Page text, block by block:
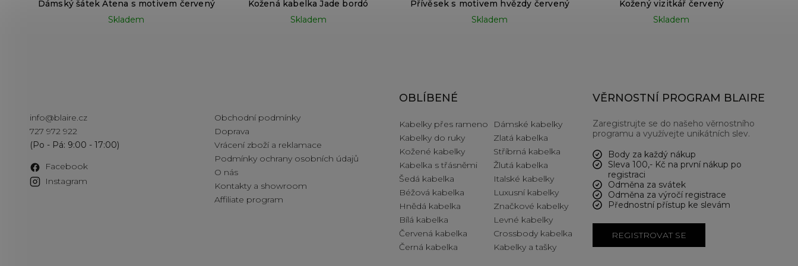
Dámský šátek Atena s motivem červený
Skladem
Kožená kabelka Jade bordó
Skladem
Přívěsek s motivem hvězdy červený
Skladem
Kožený vizitkář červený
Skladem
info@blaire.cz
727 972 922
Facebook
Instagram
Obchodní podmínky
Doprava
Vrácení zboží a reklamace
Podmínky ochrany osobních údajů
O nás
Kontakty a showroom
Affiliate program
OBLÍBENÉ
Kabelky přes rameno
Kabelky do ruky
Kožené kabelky
Kabelka s třásněmi
Šedá kabelka
Béžová kabelka
Hnědá kabelka
Bílá kabelka
Červená kabelka
Černá kabelka
Dámské kabelky
Zlatá kabelka
Stříbrná kabelka
Žlutá kabelka
Italské kabelky
Luxusní kabelky
Značkové kabelky
Levné kabelky
Crossbody kabelka
Kabelky a tašky
VĚRNOSTNÍ PROGRAM BLAIRE
Zaregistrujte se do našeho věrnostního
programu a využívejte unikátních slev.
Body za každý nákup
Sleva 100,- Kč na první nákup po
registraci
Odměna za svátek
Odměna za výročí registrace
Přednostní přístup ke slevám
REGISTROVAT SE